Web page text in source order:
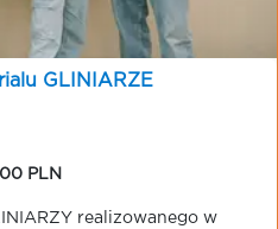
GLINIARZE
PLN
realizowanego w